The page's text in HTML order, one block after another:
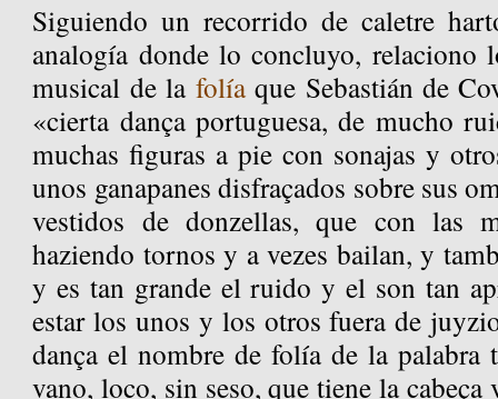
Siguiendo un recorrido de caletre
analogía donde lo concluyo, relaciono
musical de la folíaque Sebastián de
«cierta dança portuguesa, de mucho
muchas figuras a pie con sonajas y
unos ganapanes disfraçados sobre sus
vestidos de donzellas, que con las
haziendo tornos y a vezes bailan, y
y es tan grande el ruido y el son tan
estar los unos y los otros fuera de
dança el nombre de folía de la palabra
vano, loco, sin seso, que tiene la cabeça